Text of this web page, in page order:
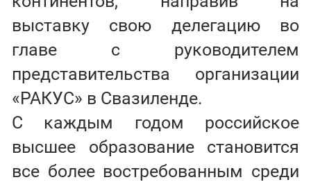
выставку свою делегацию во
главе с руководителем
представительства организации
«РАКУС» в Свазиленде.
С каждым годом российское
высшее образование становится
все более востребованным среди